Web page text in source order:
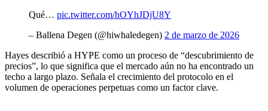
Qué… pic.twitter.com/hOYhJDjU8Y
– Ballena Degen (@hiwhaledegen) 2 de marzo de 2026
Hayes describió a HYPE como un proceso de “descubrimiento de
precios”, lo que significa que el mercado aún no ha encontrado un
techo a largo plazo. Señala el crecimiento del protocolo en el
volumen de operaciones perpetuas como un factor clave.